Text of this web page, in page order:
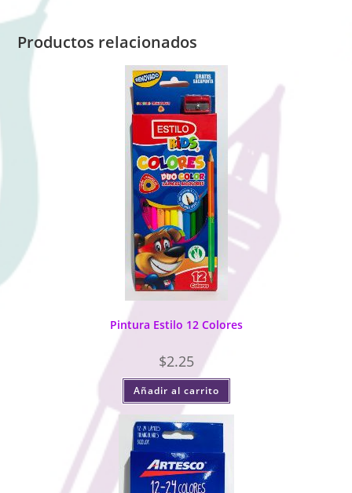
Productos relacionados
Pintura Estilo 12 Colores
$2.25
Añadir al carrito